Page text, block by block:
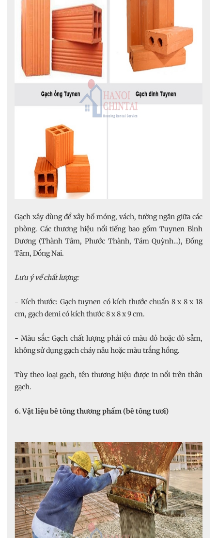
Gạch xây dùng để xây hố móng, vách, tường ngăn giữa các
phòng. Các thương hiệu nổi tiếng bao gồm Tuynen Bình
Dương (Thành Tâm, Phước Thành, Tám Quỳnh…), Đồng
Tâm, Đồng Nai.
Lưu ý về chất lượng:
- Kích thước: Gạch tuynen có kích thước chuẩn 8 x 8 x 18
cm, gạch demi có kích thước 8 x 8 x 9 cm.
- Màu sắc: Gạch chất lượng phải có màu đỏ hoặc đỏ sẫm,
không sử dụng gạch cháy nâu hoặc màu trắng hồng.
Tùy theo loại gạch, tên thương hiệu được in nổi trên thân
gạch.
6. Vật liệu bê tông thương phẩm (bê tông tươi)